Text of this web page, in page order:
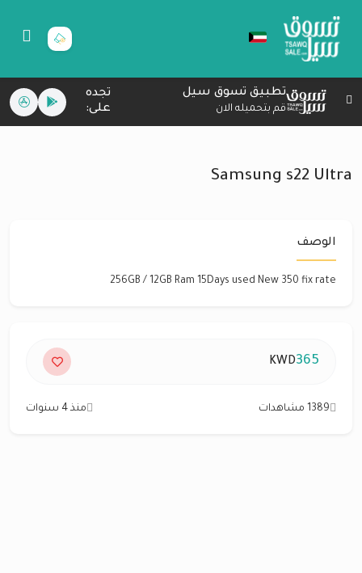
تطبيق تسوق سيل
قم بتحميله الان
تجده
على:
Samsung s22 Ultra
الوصف
256GB / 12GB Ram 15Days used New 350 fix rate
365
KWD
1389 مشاهدات منذ 4 سنوات